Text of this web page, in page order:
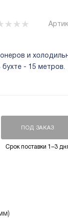
и
- 15 метров.
ПОД ЗАКАЗ
Срок поставки 1–3